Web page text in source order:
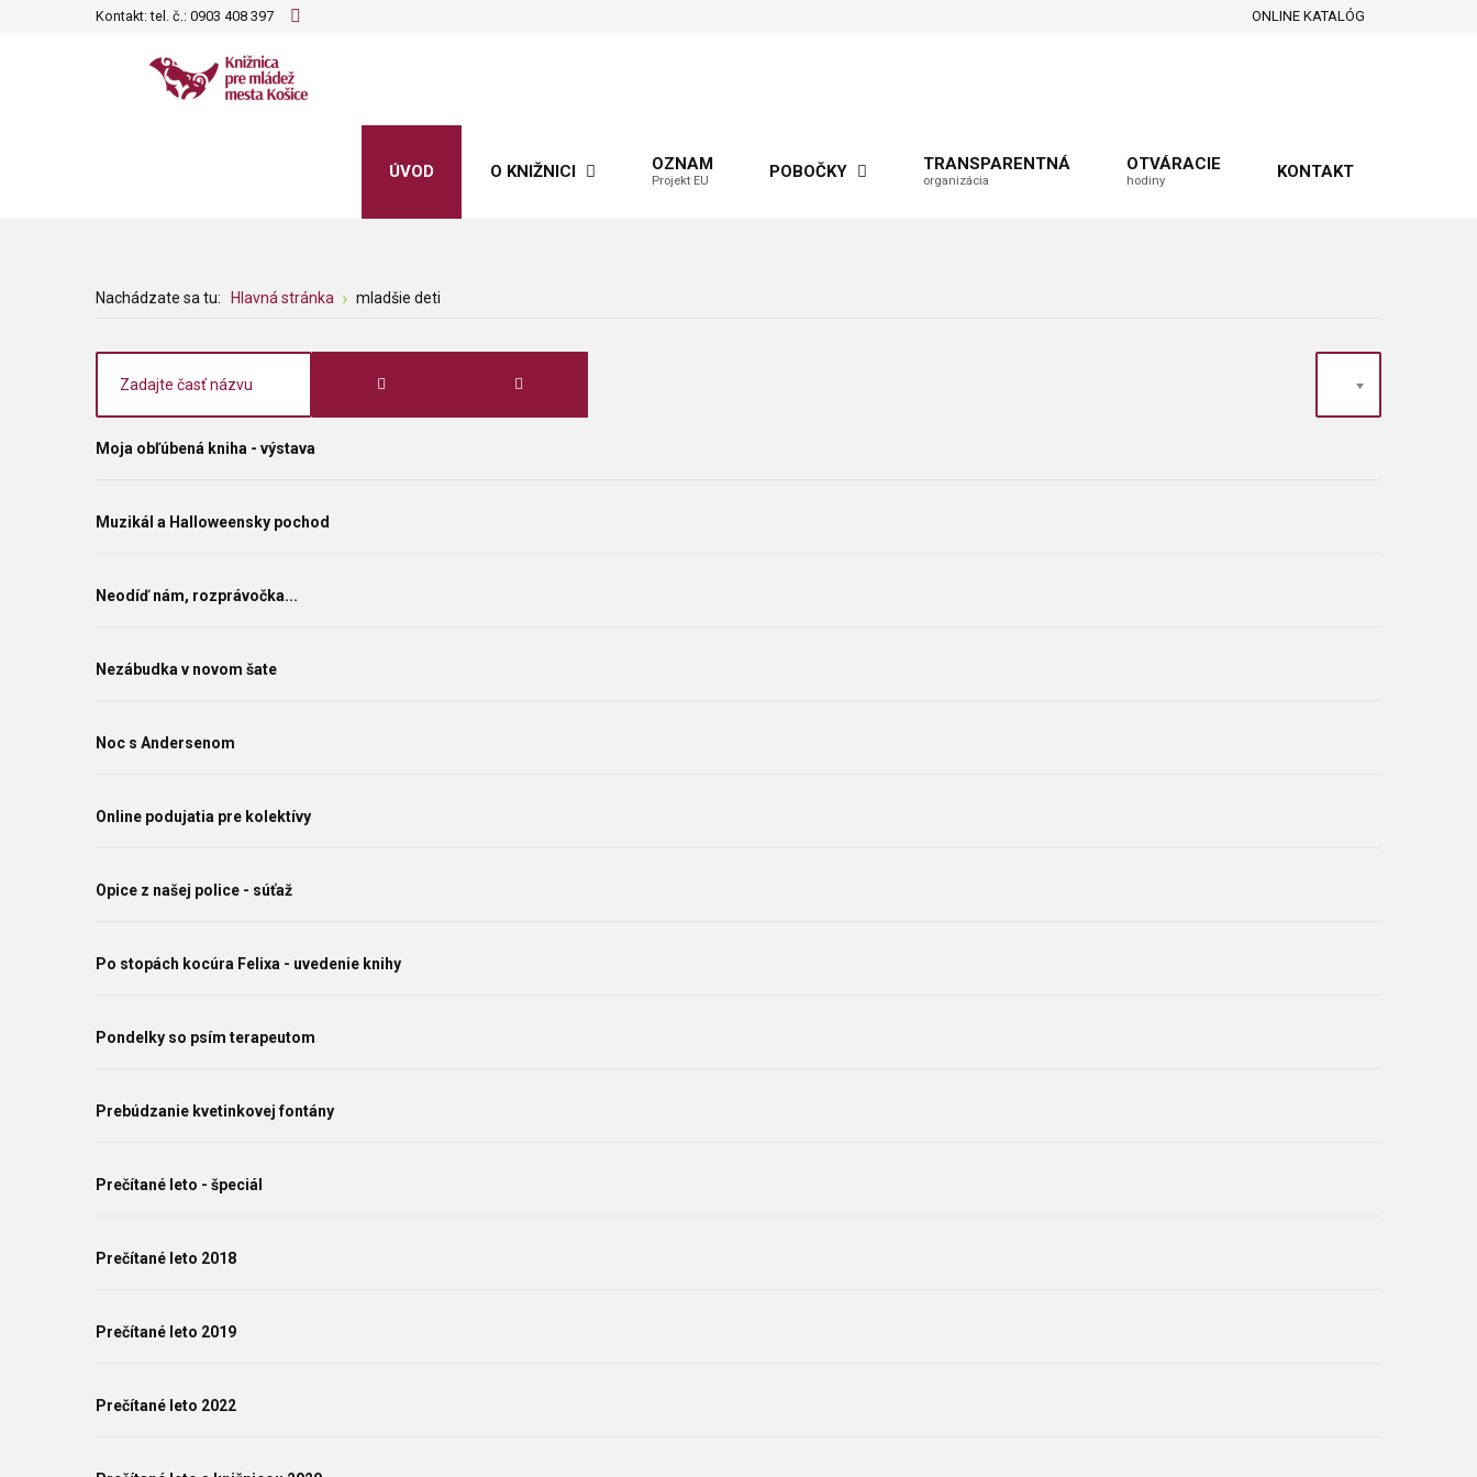
Kontakt: tel. č.: 0903 408 397 ONLINE KATALÓG
ÚVOD O KNIŽNICI OZNAM
Projekt EU POBOČKY TRANSPARENTNÁ
organizácia
OTVÁRACIE
hodiny KONTAKT
Nachádzate sa tu: Hlavná stránka mladšie deti
20
Moja obľúbená kniha - výstava
Muzikál a Halloweensky pochod
Neodíď nám, rozprávočka...
Nezábudka v novom šate
Noc s Andersenom
Online podujatia pre kolektívy
Opice z našej police - súťaž
Po stopách kocúra Felixa - uvedenie knihy
Pondelky so psím terapeutom
Prebúdzanie kvetinkovej fontány
Prečítané leto - špeciál
Prečítané leto 2018
Prečítané leto 2019
Prečítané leto 2022